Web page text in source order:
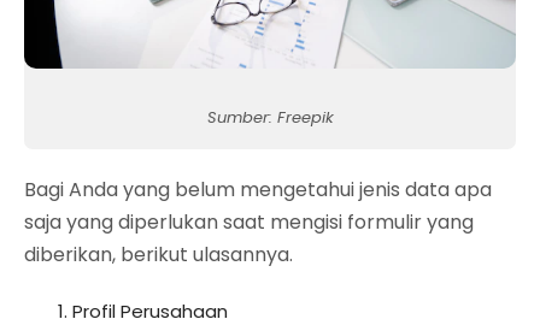
Sumber: Freepik
Bagi Anda yang belum mengetahui jenis data apa
saja yang diperlukan saat mengisi formulir yang
diberikan, berikut ulasannya.
Profil Perusahaan